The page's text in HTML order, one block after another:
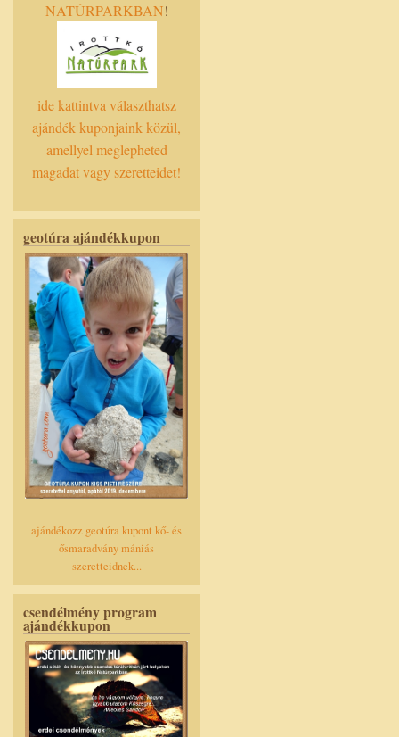
NATÚRPARKBAN!
ide kattintva választhatsz
ajándék kuponjaink közül,
amellyel meglepheted
magadat vagy szeretteidet!
geotúra ajándékkupon
ajándékozz geotúra kupont kő- és
ősmaradvány mániás
szeretteidnek...
csendélmény program
ajándékkupon